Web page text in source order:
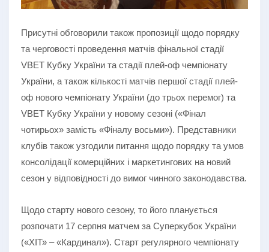
Присутні обговорили також пропозиції щодо порядку
та черговості проведення матчів фінальної стадії
VBET Кубку України та стадії плей-оф чемпіонату
України, а також кількості матчів першої стадії плей-
оф нового чемпіонату України (до трьох перемог) та
VBET Кубку України у новому сезоні («Фінал
чотирьох» замість «Фіналу восьми»). Представники
клубів також узгодили питання щодо порядку та умов
консолідації комерційних і маркетингових на новий
сезон у відповідності до вимог чинного законодавства.
Щодо старту нового сезону, то його планується
розпочати 17 серпня матчем за Суперкубок України
(«ХІТ» – «Кардинал»). Старт регулярного чемпіонату